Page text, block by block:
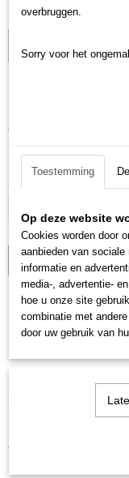
€ 5,25
Levertijd op afspraak
IN
Omschrijving
Hunters Home
van verse Pens. Deze
honden in elke
100% Natuurlijk en
overbruggen.
Sorry voor het
Toestemming
Op deze website
Cookies worden door
aanbieden van
informatie en
media-, advertentie-
hoe u onze site
combinatie met
door uw gebruik van